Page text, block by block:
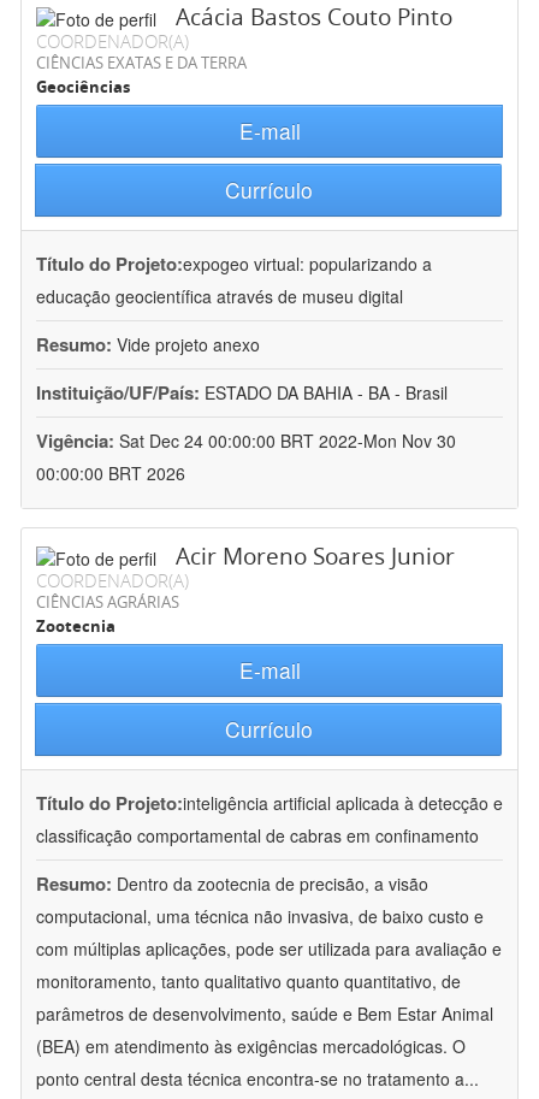
Acácia Bastos Couto Pinto
COORDENADOR(A)
CIÊNCIAS EXATAS E DA TERRA
Geociências
E-mail
Currículo
Título do Projeto:expogeo virtual: popularizando a
educação geocientífica através de museu digital
Resumo: Vide projeto anexo
Instituição/UF/País: ESTADO DA BAHIA - BA - Brasil
Vigência: Sat Dec 24 00:00:00 BRT 2022-Mon Nov 30
00:00:00 BRT 2026
Acir Moreno Soares Junior
COORDENADOR(A)
CIÊNCIAS AGRÁRIAS
Zootecnia
E-mail
Currículo
Título do Projeto:inteligência artificial aplicada à detecção e
classificação comportamental de cabras em confinamento
Resumo: Dentro da zootecnia de precisão, a visão
computacional, uma técnica não invasiva, de baixo custo e
com múltiplas aplicações, pode ser utilizada para avaliação e
monitoramento, tanto qualitativo quanto quantitativo, de
parâmetros de desenvolvimento, saúde e Bem Estar Animal
(BEA) em atendimento às exigências mercadológicas. O
ponto central desta técnica encontra-se no tratamento a...